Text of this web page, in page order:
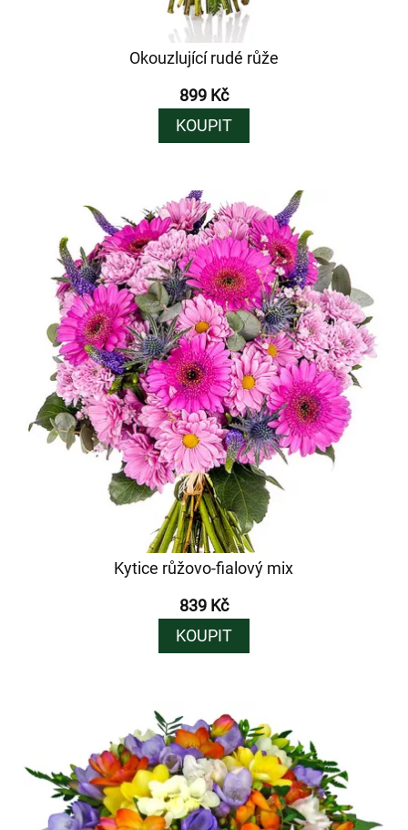
Okouzlující rudé růže
899 Kč
KOUPIT
Kytice růžovo-fialový mix
839 Kč
KOUPIT